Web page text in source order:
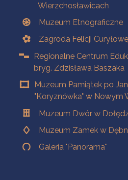
Wierzchosławicach
Muzeum Etnograficzne
Zagroda Felicji
Regionalne Centrum
bryg. Zdzisława Baszaka
Muzeum Pamiątek po
"Koryznówka" w Nowym
Muzeum Dwór w
Muzeum Zamek w
Galeria "Panorama"